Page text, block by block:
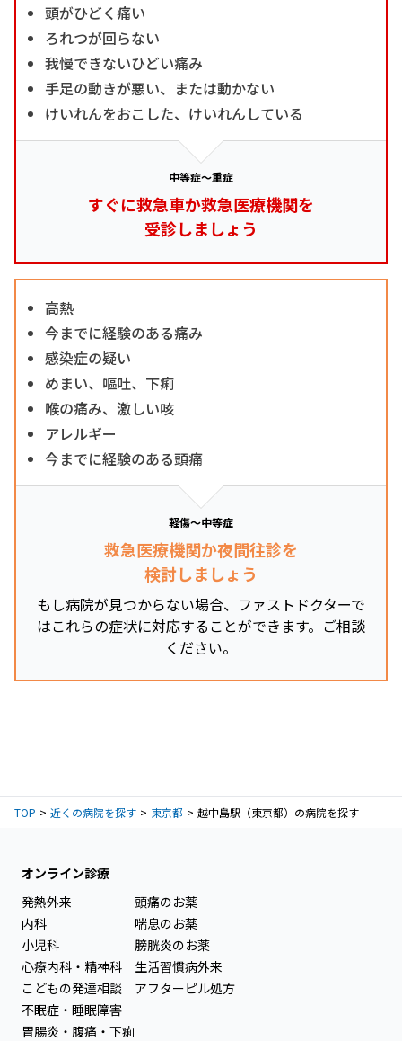
頭がひどく痛い
ろれつが回らない
我慢できないひどい痛み
手足の動きが悪い、または動かない
けいれんをおこした、けいれんしている
中等症～重症
すぐに救急車か救急医療機関を
受診しましょう
高熱
今までに経験のある痛み
感染症の疑い
めまい、嘔吐、下痢
喉の痛み、激しい咳
アレルギー
今までに経験のある頭痛
軽傷～中等症
救急医療機関か夜間往診を
検討しましょう
もし病院が見つからない場合、ファストドクターで
はこれらの症状に対応することができます。ご相談
ください。
TOP 近くの病院を探す 東京都 越中島駅（東京都）の病院を探す
オンライン診療
発熱外来
内科
小児科
心療内科・精神科
こどもの発達相談
不眠症・睡眠障害
胃腸炎・腹痛・下痢
頭痛のお薬
喘息のお薬
膀胱炎のお薬
生活習慣病外来
アフターピル処方